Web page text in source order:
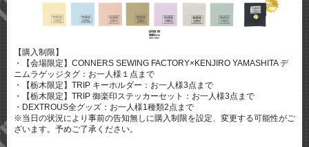
【購入制限】
・【会場限定】CONNERS SEWING FACTORY×KENJIRO YAMASHITA デ
ニムラゲッジタグ：お一人様１点まで
・【栃木限定】TRIP キーホルダー：お一人様3点まで
・【栃木限定】TRIP 御楽印ステッカーセット：お一人様3点まで
・DEXTROUS全グッズ：お一人様1種類2点まで
※当日の状況により事前の告知無しに購入制限を設定、変更する可能性がご
ざいます。予めご了承ください。